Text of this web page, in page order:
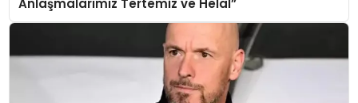
Anlaşmalarımız Tertemiz ve Helal”